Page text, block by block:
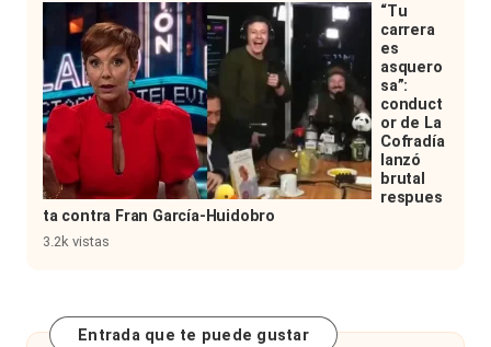
“Tu
carrera
es
asquero
sa”:
conduct
or de La
Cofradía
lanzó
brutal
respues
ta contra Fran García-Huidobro
3.2k vistas
Entrada que te puede gustar